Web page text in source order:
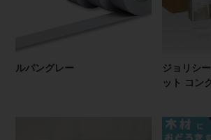
ルパングレー
ジョリシ
ット コン